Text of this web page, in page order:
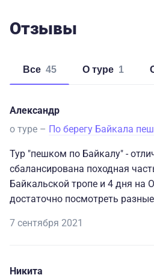
Отзывы
Все 45 о туре 1
Александр
о туре – По берегу Байкала
Тур "пешком по Байкалу" -
сбалансирована походная
Байкальской тропе и 4 дня на
достаточно посмотреть
этот же день из Иркутска на
7 сентября 2021
Никита